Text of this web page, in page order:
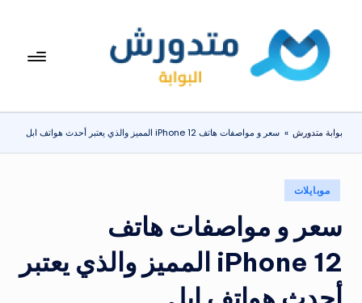
المحتوىبوا
مت
دو
ر
ش
تعرف
المنزلية
يومياً
بوابة متدورش » سعر و مواصفات هاتف iPhone 12 المميز والذي يعتبر أحدث هواتف ابل
في
موبايلات
سعر و مواصفات هاتف
iPhone 12 المميز والذي يعتبر